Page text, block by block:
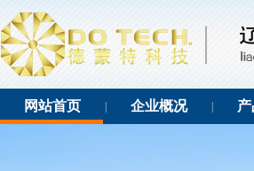
网站首页 企业概况